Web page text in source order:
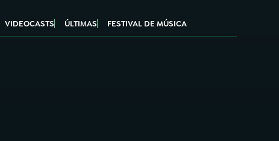
VIDEOCASTS ÚLTIMAS FESTIVAL DE MÚSICA